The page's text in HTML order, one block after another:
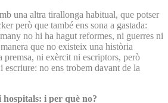
una altra tirallonga habitual, que potser
però que també ens sona a gastada:
no hi ha hagut reformes, ni guerres ni
que no existeix una història
premsa, ni exèrcit ni escriptors, però
escriure: no ens trobem davant de la
hospitals: i per què no?